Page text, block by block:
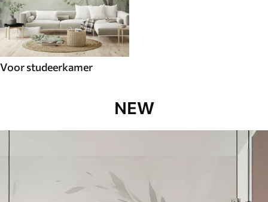
Voor studeerkamer
NEW